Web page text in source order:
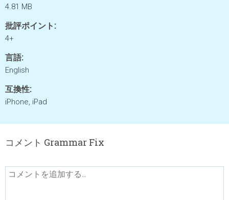
4.81 MB
批評ポイント:
4+
言語:
English
互換性:
iPhone, iPad
コメント Grammar Fix